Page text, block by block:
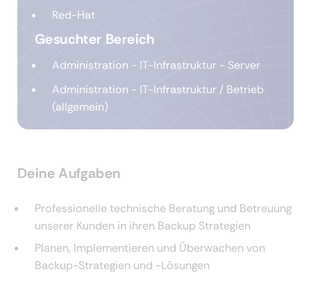
Red-Hat
Gesuchter Bereich
Administration - IT-Infrastruktur - Server
Administration - IT-Infrastruktur / Betrieb
(allgemein)
Deine Aufgaben
Professionelle technische Beratung und Betreuung
unserer Kunden in ihren Backup Strategien
Planen, Implementieren und Überwachen von
Backup-Strategien und -Lösungen